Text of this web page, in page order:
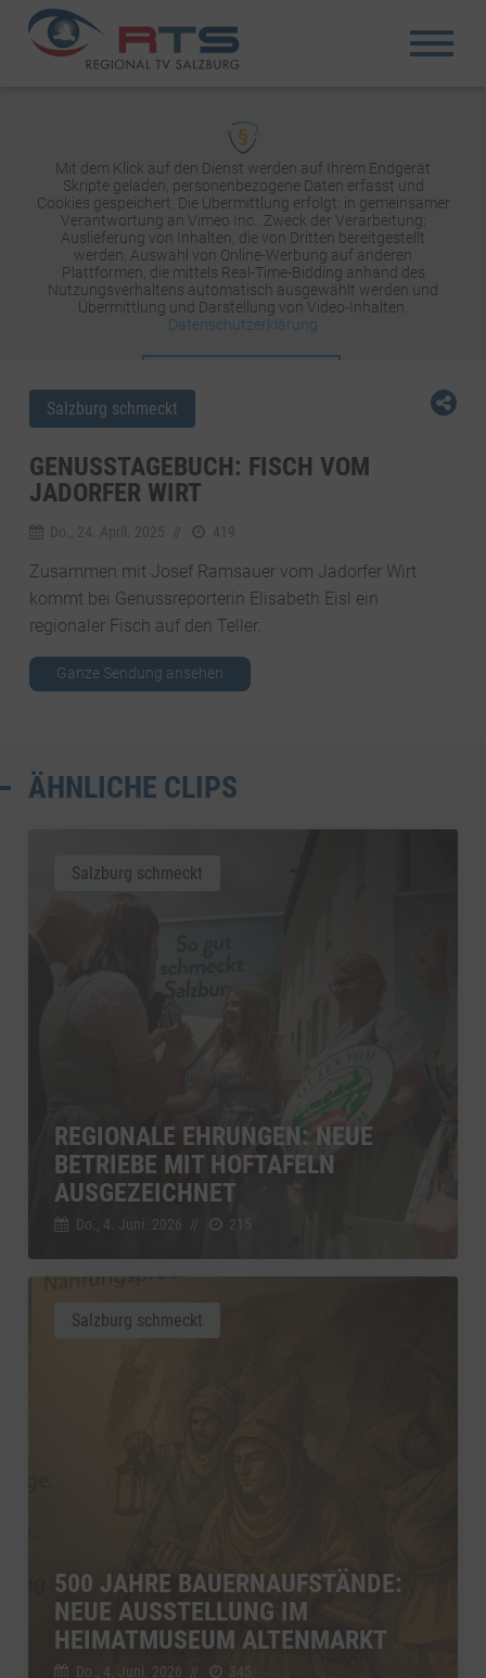
Mit dem Klick auf den Dienst werden auf Ihrem Endgerät
Skripte geladen, personenbezogene Daten erfasst und
Cookies gespeichert. Die Übermittlung erfolgt: in gemeinsamer
Verantwortung an Vimeo Inc.. Zweck der Verarbeitung:
Auslieferung von Inhalten, die von Dritten bereitgestellt
werden, Auswahl von Online-Werbung auf anderen
Plattformen, die mittels Real-Time-Bidding anhand des
Nutzungsverhaltens automatisch ausgewählt werden und
Übermittlung und Darstellung von Video-Inhalten.
Datenschutzerklärung
Salzburg schmeckt
GENUSSTAGEBUCH: FISCH VOM
JADORFER WIRT
Do., 24. April. 2025 419
Zusammen mit Josef Ramsauer vom Jadorfer Wirt
kommt bei Genussreporterin Elisabeth Eisl ein
regionaler Fisch auf den Teller.
Ganze Sendung ansehen
ÄHNLICHE CLIPS
REGIONALE EHRUNGEN: NEUE
BETRIEBE MIT HOFTAFELN
AUSGEZEICHNET
Do., 4. Juni. 2026 // 215
Salzburg schmeckt
500 JAHRE BAUERNAUFSTÄNDE:
NEUE AUSSTELLUNG IM
HEIMATMUSEUM ALTENMARKT
Do., 4. Juni. 2026 // 345
Salzburg schmeckt